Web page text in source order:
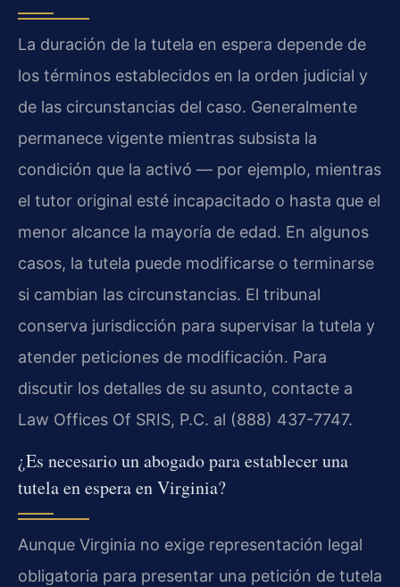
La duración de la tutela en espera depende de
los términos establecidos en la orden judicial y
de las circunstancias del caso. Generalmente
permanece vigente mientras subsista la
condición que la activó — por ejemplo, mientras
el tutor original esté incapacitado o hasta que el
menor alcance la mayoría de edad. En algunos
casos, la tutela puede modificarse o terminarse
si cambian las circunstancias. El tribunal
conserva jurisdicción para supervisar la tutela y
atender peticiones de modificación. Para
discutir los detalles de su asunto, contacte a
Law Offices Of SRIS, P.C. al (888) 437-7747.
¿Es necesario un abogado para establecer una
tutela en espera en Virginia?
Aunque Virginia no exige representación legal
obligatoria para presentar una petición de tutela